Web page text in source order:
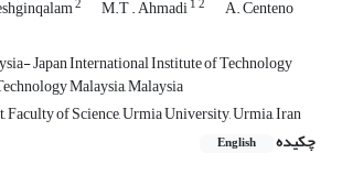
2 M.T . Ahmadi12 A. Centeno
Japan International Institute of Technology
Malaysia, Malaysia
Faculty of Science, Urmia University, Urmia, Iran
چکیده
English